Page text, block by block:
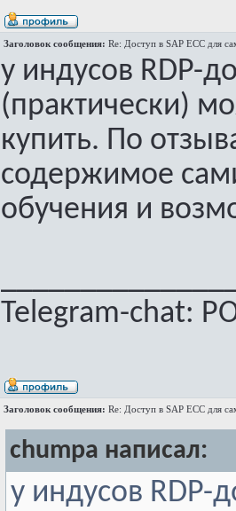
Заголовок сообщения: Re: Доступ в SAP ECC для
у индусов RDP-
(практически)
купить. По
содержимое
обучения и
Telegram-chat:
Заголовок сообщения: Re: Доступ в SAP ECC для
chumpa написал:
у индусов RDP-